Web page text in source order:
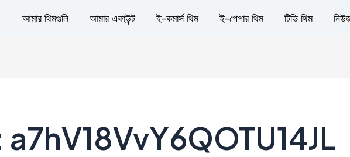
আমার থিমগুলি আমার একাউন্ট ই-কমার্স থিম ই-পেপার থিম টিভি থিম